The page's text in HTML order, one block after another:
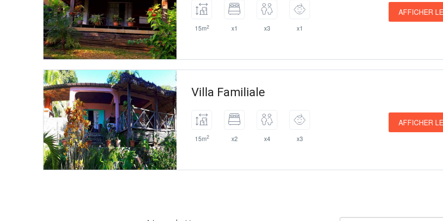
15m2 x1 x3 x1
AFFICHER
Villa Familiale
15m2 x2 x4 x3
AFFICHER